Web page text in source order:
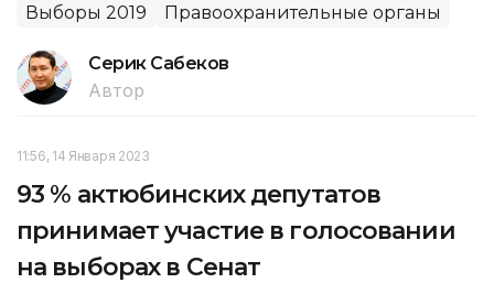
Выборы 2019 Правоохранительные органы
Серик Сабеков
Автор
11:56, 14 Января 2023
93 % актюбинских депутатов
принимает участие в голосовании
на выборах в Сенат